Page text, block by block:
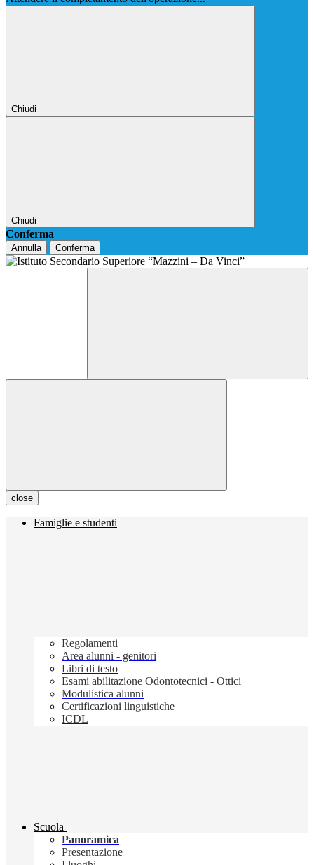
Chiudi
Chiudi
Conferma
Annulla Conferma
close
Famiglie e studenti
Regolamenti
Area alunni - genitori
Libri di testo
Esami abilitazione Odontotecnici - Ottici
Modulistica alunni
Certificazioni linguistiche
ICDL
Scuola
Panoramica
Presentazione